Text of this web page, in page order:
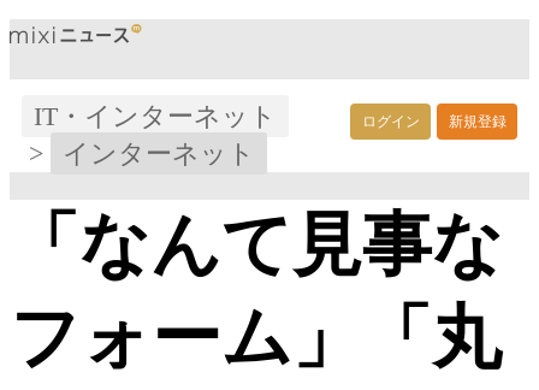
ログイン 新規登録
IT・インターネット
>
インターネット
「なんて見事な
フォーム」「丸